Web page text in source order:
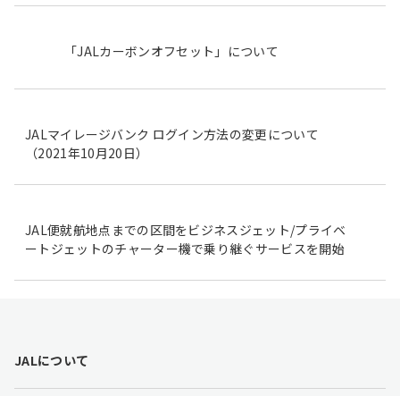
「JALカーボンオフセット」について
JALマイレージバンク ログイン方法の変更について
（2021年10月20日）
JAL便就航地点までの区間をビジネスジェット/プライベ
ートジェットのチャーター機で乗り継ぐサービスを開始
o
JALについて